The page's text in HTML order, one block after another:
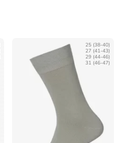
25 (38-40)
27 (41-43)
29 (44-46)
31 (46-47)